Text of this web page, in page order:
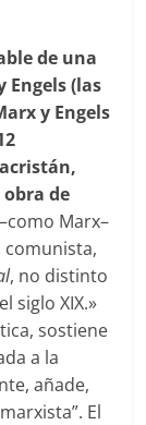
de una
Engels (las
y Engels
obra de
Marx–
comunista,
, no distinto
siglo XIX.»
sostiene
a la
añade,
El